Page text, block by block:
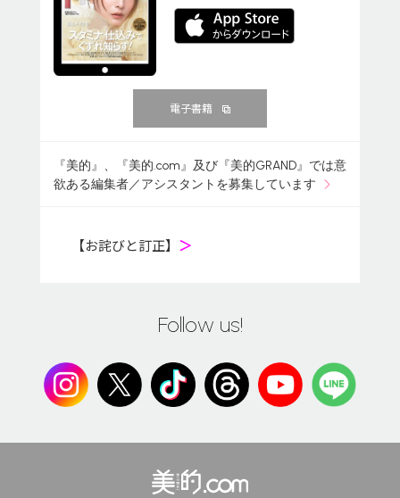
電子書籍
『美的』、『美的.com』及び『美的GRAND』では意
欲ある編集者／アシスタントを募集しています
【お詫びと訂正】 ＞
Follow us!